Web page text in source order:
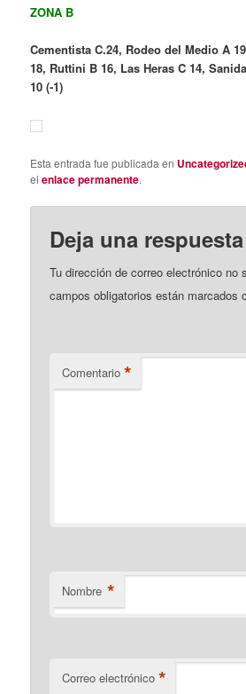
ZONA B
Cementista C.24, Rodeo del Medio A
18, Ruttini B 16, Las Heras C 14,
10 (-1)
Esta entrada fue publicada en
elenlace permanente.
Deja una respuesta
Tu dirección de correo electrónico no
campos obligatorios están marcados
Comentario *
Nombre *
Correo electrónico *